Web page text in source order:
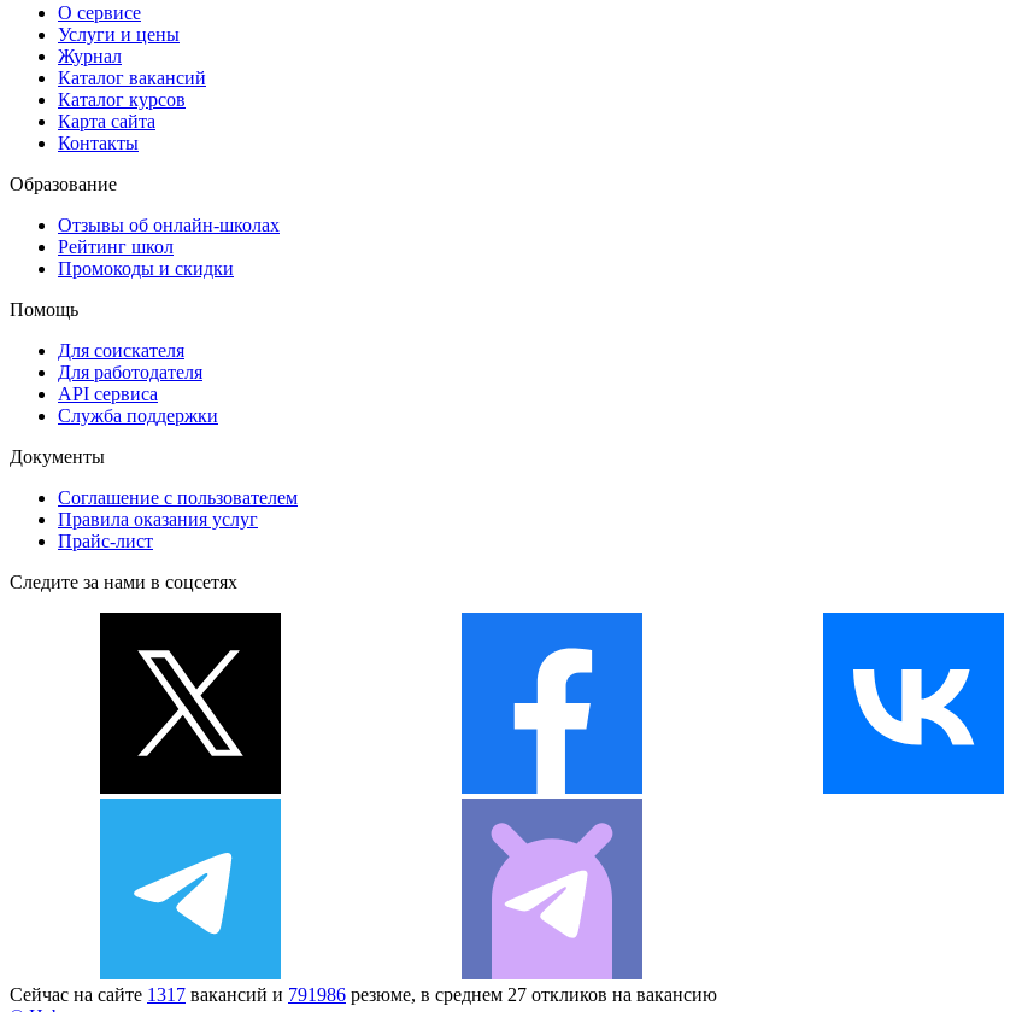
О сервисе
Услуги и цены
Журнал
Каталог вакансий
Каталог курсов
Карта сайта
Контакты
Образование
Отзывы об онлайн-школах
Рейтинг школ
Промокоды и скидки
Помощь
Для соискателя
Для работодателя
API сервиса
Служба поддержки
Документы
Соглашение с пользователем
Правила оказания услуг
Прайс-лист
Следите за нами в соцсетях
Сейчас на сайте 1317 вакансий и 791986 резюме, в среднем 27 откликов на вакансию